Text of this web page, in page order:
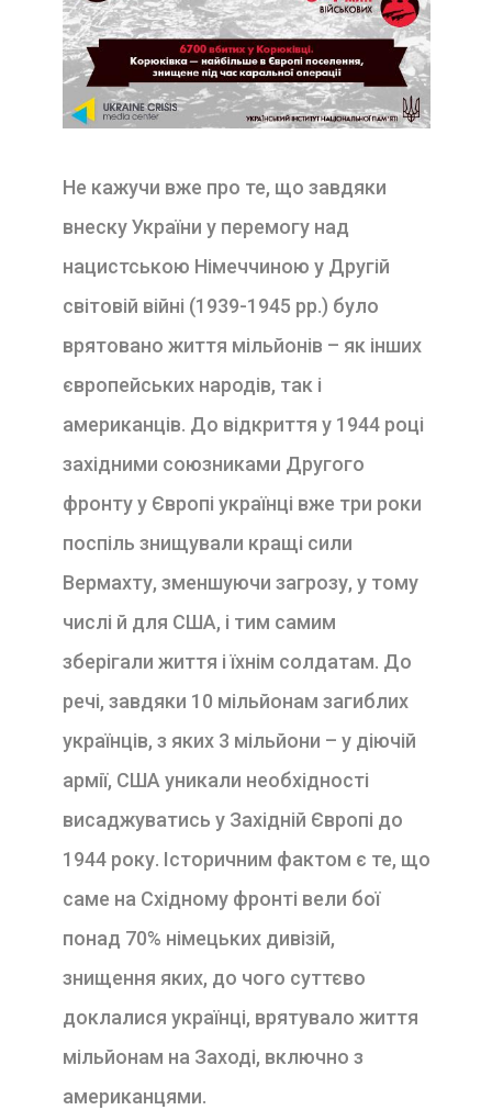
Не кажучи вже про те, що завдяки
внеску України у перемогу над
нацистською Німеччиною у Другій
світовій війні (1939-1945 рр.) було
врятовано життя мільйонів – як інших
європейських народів, так і
американців. До відкриття у 1944 році
західними союзниками Другого
фронту у Європі українці вже три роки
поспіль знищували кращі сили
Вермахту, зменшуючи загрозу, у тому
числі й для США, і тим самим
зберігали життя і їхнім солдатам. До
речі, завдяки 10 мільйонам загиблих
українців, з яких 3 мільйони – у діючій
армії, США уникали необхідності
висаджуватись у Західній Європі до
1944 року. Історичним фактом є те, що
саме на Східному фронті вели бої
понад 70% німецьких дивізій,
знищення яких, до чого суттєво
доклалися українці, врятувало життя
мільйонам на Заході, включно з
американцями.